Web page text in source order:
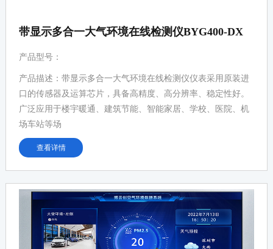
带显示多合一大气环境在线检测仪BYG400-DX
产品型号：
产品描述：带显示多合一大气环境在线检测仪仪表采用原装进
口的传感器及运算芯片，具备高精度、高分辨率、稳定性好。
广泛应用于楼宇暖通、建筑节能、智能家居、学校、医院、机
场车站等场
查看详情